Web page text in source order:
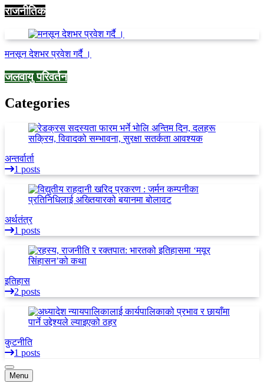
राजनीतिक
मनसून देशभर प्रवेश गर्दै ।
जलवायु परिवर्तन
Categories
अन्तर्वार्ता
1 posts
अर्थतंत्र
1 posts
इतिहास
2 posts
कुटनीति
1 posts
Menu